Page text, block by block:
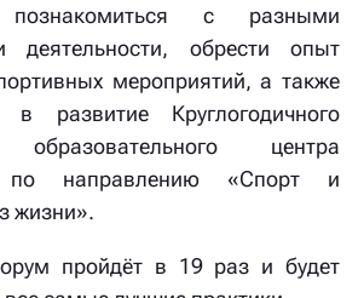
познакомиться с разными
деятельности, обрести опыт
мероприятий, а также
развитие Круглогодичного
образовательного центра
по направлению «Спорт и
жизни».
пройдёт в 19 раз и будет